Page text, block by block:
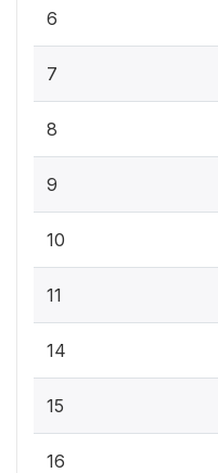
6
7
8
9
10
11
14
15
16